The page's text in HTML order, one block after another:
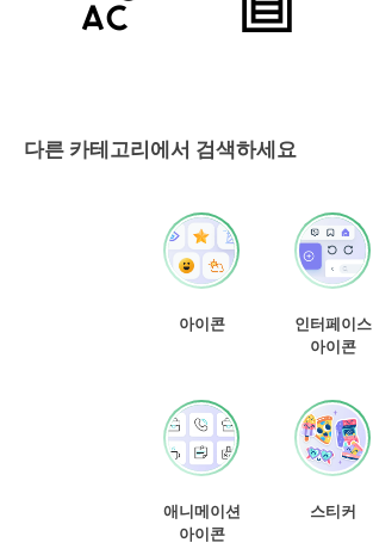
다른 카테고리에서 검색하세요
아이콘
인터페이스
아이콘
애니메이션
아이콘
스티커